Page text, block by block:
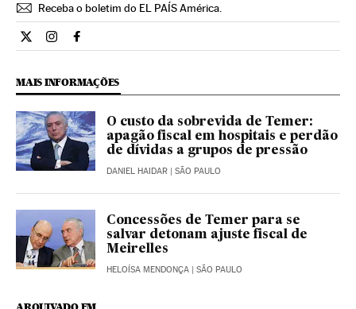
Receba o boletim do EL PAÍS América.
Economia El País Brasil en Twitter
Economia El País Brasil en Instagram
Economia El País Brasil en Facebook
MAIS INFORMAÇÕES
O custo da sobrevida de Temer:
apagão fiscal em hospitais e perdão
de dívidas a grupos de pressão
DANIEL HAIDAR | SÃO PAULO
Concessões de Temer para se
salvar detonam ajuste fiscal de
Meirelles
HELOÍSA MENDONÇA | SÃO PAULO